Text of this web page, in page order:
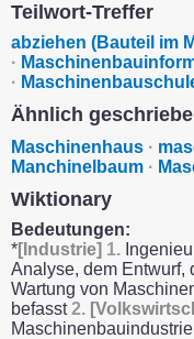
Teilwort-Treffer
abziehen (Bauteil im
·
·
Ähnlich
Maschinenhaus ·
Manchinelbaum ·
Wiktionary
Bedeutungen:
*[Industrie] 1.
Analyse, dem Entwurf,
Wartung von
befasst2.